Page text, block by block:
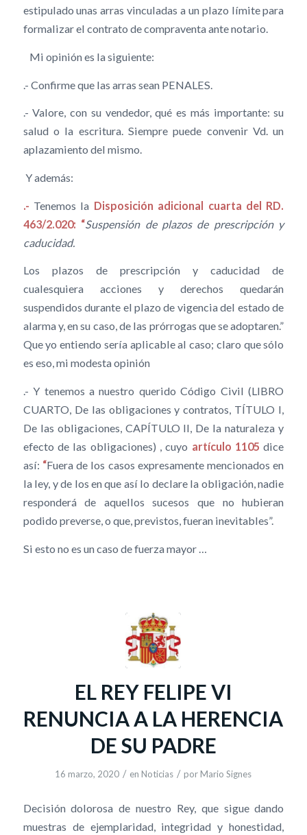
estipulado unas arras vinculadas a un plazo límite para
formalizar el contrato de compraventa ante notario.
Mi opinión es la siguiente:
.- Confirme que las arras sean PENALES.
.- Valore, con su vendedor, qué es más importante: su
salud o la escritura. Siempre puede convenir Vd. un
aplazamiento del mismo.
Y además:
.- Tenemos la Disposición adicional cuarta del RD.
463/2.020: “Suspensión de plazos de prescripción y
caducidad.
Los plazos de prescripción y caducidad de
cualesquiera acciones y derechos quedarán
suspendidos durante el plazo de vigencia del estado de
alarma y, en su caso, de las prórrogas que se adoptaren.”
Que yo entiendo sería aplicable al caso; claro que sólo
es eso, mi modesta opinión
.- Y tenemos a nuestro querido Código Civil (LIBRO
CUARTO, De las obligaciones y contratos, TÍTULO I,
De las obligaciones, CAPÍTULO II, De la naturaleza y
efecto de las obligaciones) , cuyo artículo 1105dice
así: “Fuera de los casos expresamente mencionados en
la ley, y de los en que así lo declare la obligación, nadie
responderá de aquellos sucesos que no hubieran
podido preverse, o que, previstos, fueran inevitables”.
Si esto no es un caso de fuerza mayor …
EL REY FELIPE VI
RENUNCIA A LA HERENCIA
DE SU PADRE
16 marzo, 2020 / en Noticias / por Mario Signes
Decisión dolorosa de nuestro Rey, que sigue dando
muestras de ejemplaridad, integridad y honestidad,